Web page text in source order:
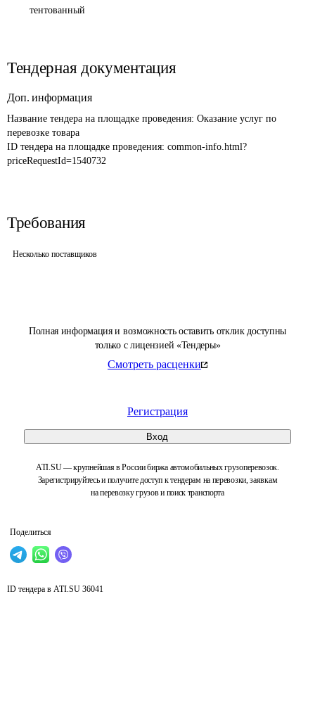
Полная информация и возможность оставить отклик доступны
только с лицензией «Тендеры»
Смотреть расценки
Регистрация
Вход
ATI.SU — крупнейшая в России биржа автомобильных грузоперевозок.
Зарегистрируйтесь и получите доступ к тендерам на перевозки, заявкам
на перевозку грузов и поиск транспорта
Поделиться
тентованный
Тендерная документация
Доп. информация
Название тендера на площадке проведения: Оказание услуг по
перевозке товара
ID тендера на площадке проведения: common-info.html?
priceRequestId=1540732
Требования
Несколько поставщиков
ID тендера в ATI.SU 36041